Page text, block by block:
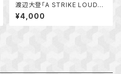
渡辺大登「A STRIKE LOUDER
THAN ANY ENGINE」Tシャツ
¥4,000